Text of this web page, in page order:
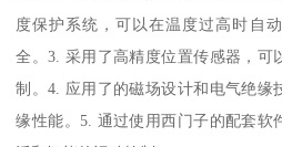
度保护系统，可以在温度过高时自
全。3. 采用了高精度位置传感器，可
制。4. 应用了的磁场设计和电气绝缘
缘性能。5. 通过使用西门子的配套软